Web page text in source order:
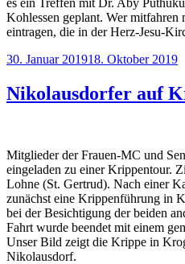
Kohlessen geplant. Wer mitfahren
eintragen, die in der Herz-Jesu-
Veröffentlicht
30. Januar 201918. Oktober 2019
Nikolausdorfer auf
Mitglieder der Frauen-MC und
eingeladen zu einer Krippentour.
Lohne (St. Gertrud). Nach einer
zunächst eine Krippenführung in
bei der Besichtigung der beiden
Fahrt wurde beendet mit einem
Unser Bild zeigt die Krippe in
Nikolausdorf.